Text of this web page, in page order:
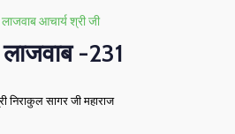
आचार्य श्री जी
-231
निराकुल सागर जी महाराज